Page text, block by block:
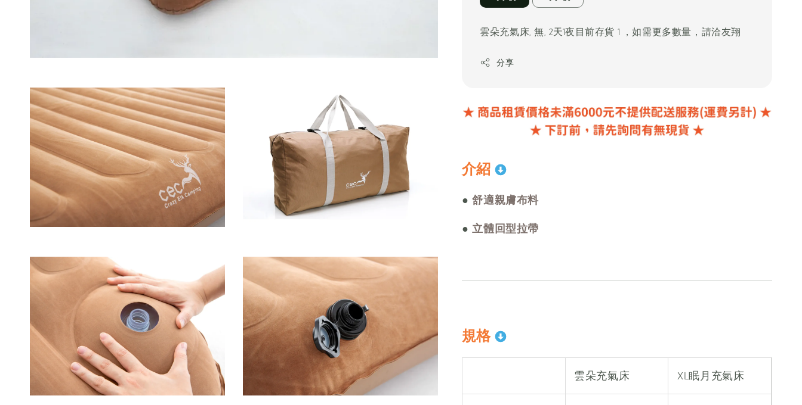
雲朵充氣床, 無, 2天1夜目前存貨 1 ，如需更多數量，請洽友翔
分享
介紹
● 舒適親膚布料
● 立體回型拉帶
規格
雲朵充氣床 XL眠月充氣床